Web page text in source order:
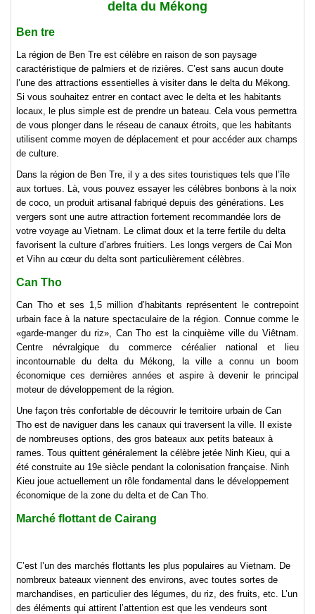
delta du Mékong
Ben tre
La région de Ben Tre est célèbre en raison de son paysage
caractéristique de palmiers et de rizières. C’est sans aucun doute
l’une des attractions essentielles à visiter dans le delta du Mékong.
Si vous souhaitez entrer en contact avec le delta et les habitants
locaux, le plus simple est de prendre un bateau. Cela vous permettra
de vous plonger dans le réseau de canaux étroits, que les habitants
utilisent comme moyen de déplacement et pour accéder aux champs
de culture.
Dans la région de Ben Tre, il y a des sites touristiques tels que l’île
aux tortues. Là, vous pouvez essayer les célèbres bonbons à la noix
de coco, un produit artisanal fabriqué depuis des générations. Les
vergers sont une autre attraction fortement recommandée lors de
votre voyage au Vietnam. Le climat doux et la terre fertile du delta
favorisent la culture d’arbres fruitiers. Les longs vergers de Cai Mon
et Vihn au cœur du delta sont particulièrement célèbres.
Can Tho
Can Tho et ses 1,5 million d’habitants représentent le contrepoint
urbain face à la nature spectaculaire de la région. Connue comme le
«garde-manger du riz», Can Tho est la cinquième ville du Viêtnam.
Centre névralgique du commerce céréalier national et lieu
incontournable du delta du Mékong, la ville a connu un boom
économique ces dernières années et aspire à devenir le principal
moteur de développement de la région.
Une façon très confortable de découvrir le territoire urbain de Can
Tho est de naviguer dans les canaux qui traversent la ville. Il existe
de nombreuses options, des gros bateaux aux petits bateaux à
rames. Tous quittent généralement la célèbre jetée Ninh Kieu, qui a
été construite au 19e siècle pendant la colonisation française. Ninh
Kieu joue actuellement un rôle fondamental dans le développement
économique de la zone du delta et de Can Tho.
Marché flottant de Cairang
C’est l’un des marchés flottants les plus populaires au Vietnam. De
nombreux bateaux viennent des environs, avec toutes sortes de
marchandises, en particulier des légumes, du riz, des fruits, etc. L’un
des éléments qui attirent l’attention est que les vendeurs sont